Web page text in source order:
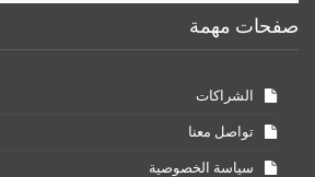
صفحات مهمة
الشراكات
تواصل معنا
سياسة الخصوصية